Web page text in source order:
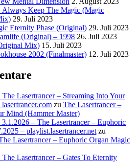
Always Keep The Magic (Magic
29. Juli 2023
Eternity Phase (Original) 29. Juli 2023
(Original) – 1998 26. Juli 2023
Mix) 15. Juli 2023
2002 (Finalmaster) 12. Juli 2023
The Lasertrancer – Streaming Into Your
zu The Lasertrancer –
Mind (Hammer Master)
– The Lasertrancer – Euphoric
– playlist.lasertrancer.net zu
Lasertrancer – Euphoric Organ Magic
Lasertrancer – Gates To Eternity